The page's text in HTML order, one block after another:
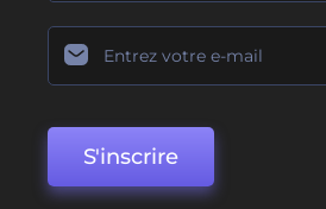
S'inscrire